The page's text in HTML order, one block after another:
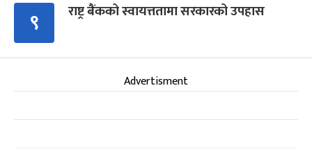
९ राष्ट्र बैंकको स्वायत्ततामा सरकारको उपहास
Advertisment